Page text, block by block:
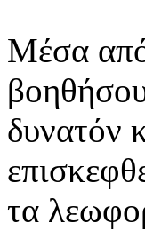
Μέσα από
δυνατόν
τα